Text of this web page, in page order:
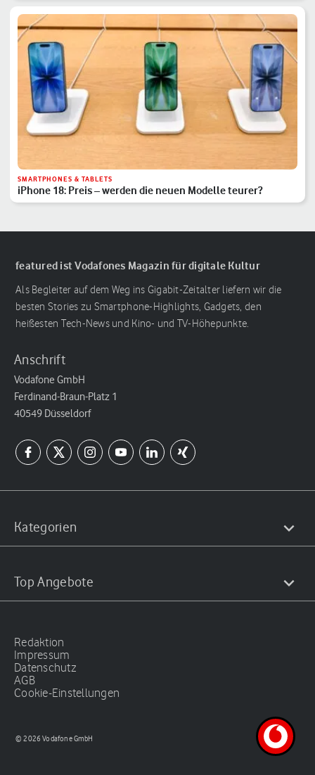
SMARTPHONES & TABLETS
iPhone 18: Preis – werden die neuen Modelle teurer?
featured ist Vodafones Magazin für digitale Kultur
Als Begleiter auf dem Weg ins Gigabit-Zeitalter liefern wir die
besten Stories zu Smartphone-Highlights, Gadgets, den
heißesten Tech-News und Kino- und TV-Höhepunkte.
Anschrift
Vodafone GmbH
Ferdinand-Braun-Platz 1
40549 Düsseldorf
Kategorien
Top Angebote
Redaktion
Impressum
Datenschutz
AGB
Cookie-Einstellungen
© 2026 Vodafone GmbH